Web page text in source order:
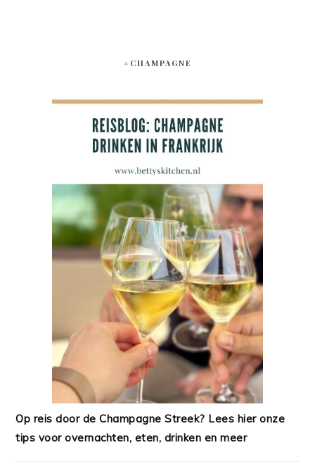
#CHAMPAGNE
Op reis door de Champagne Streek? Lees hier onze
tips voor overnachten, eten, drinken en meer